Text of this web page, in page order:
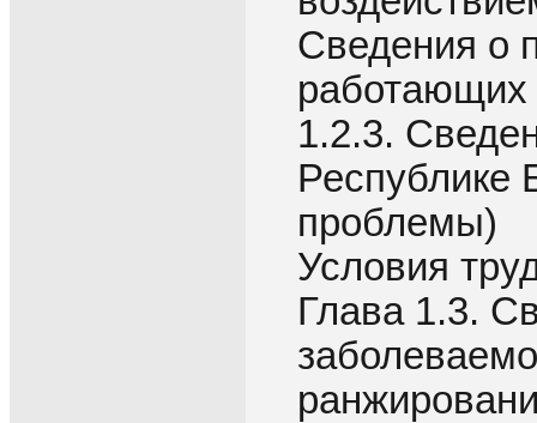
Сведения о
работающих
1.2.3.
Республике
проблемы)
Условия
Глава 1.3.